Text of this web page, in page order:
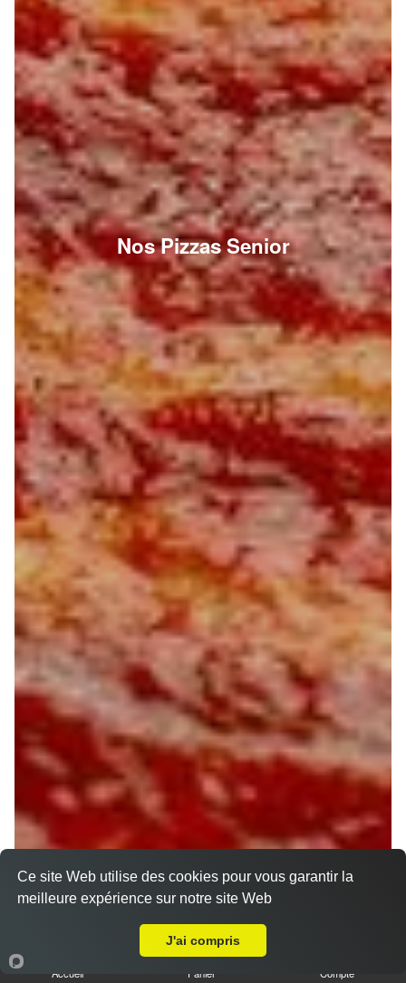
Nos Pizzas Senior
Accueil Panier Compte
Ce site Web utilise des cookies pour vous garantir la
meilleure expérience sur notre site Web
J'ai compris